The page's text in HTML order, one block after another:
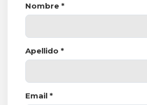
Nombre *
Apellido *
Email *